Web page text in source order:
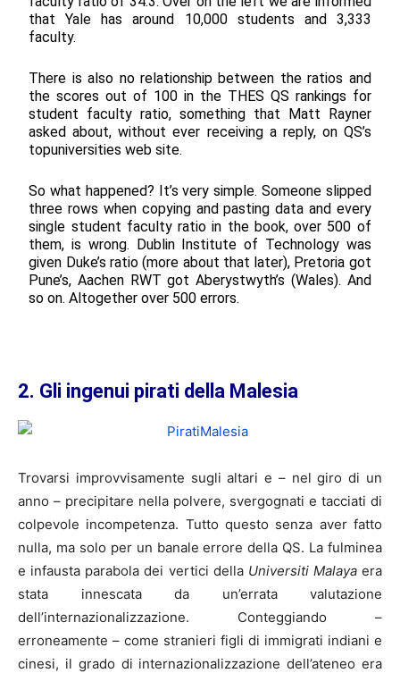
that Yale has around 10,000 students and 3,333
faculty.
There is also no relationship between the ratios and
the scores out of 100 in the THES QS rankings for
student faculty ratio, something that Matt Rayner
asked about, without ever receiving a reply, on QS’s
topuniversities web site.
So what happened? It’s very simple. Someone slipped
three rows when copying and pasting data and every
single student faculty ratio in the book, over 500 of
them, is wrong. Dublin Institute of Technology was
given Duke’s ratio (more about that later), Pretoria got
Pune’s, Aachen RWT got Aberystwyth’s (Wales). And
so on. Altogether over 500 errors.
2. Gli ingenui pirati della Malesia
Trovarsi improvvisamente sugli altari e – nel giro di un
anno – precipitare nella polvere, svergognati e tacciati di
colpevole incompetenza. Tutto questo senza aver fatto
nulla, ma solo per un banale errore della QS. La fulminea
e infausta parabola dei vertici della Universiti Malayaera
stata innescata da un’errata valutazione
dell’internazionalizzazione. Conteggiando –
erroneamente – come stranieri figli di immigrati indiani e
cinesi, il grado di internazionalizzazione dell’ateneo era